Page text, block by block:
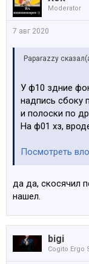
Moderator
7 авг 2020
Paparazzy
У ф10 здние
надпись сбоку
и полоски по
На ф01 хз,
Посмотреть
да да, скосячил
нашел.
bigi
Cogito Ergo